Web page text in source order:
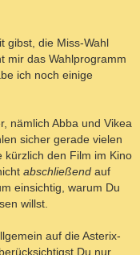
gibst, die Miss-Wahl
mir das Wahlprogramm
ich noch einige
nämlich Abba und Vikea
sicher gerade vielen
kürzlich den Film im Kino
abschließend auf
einsichtig, warum Du
willst.
auf die Asterix-
Du nur